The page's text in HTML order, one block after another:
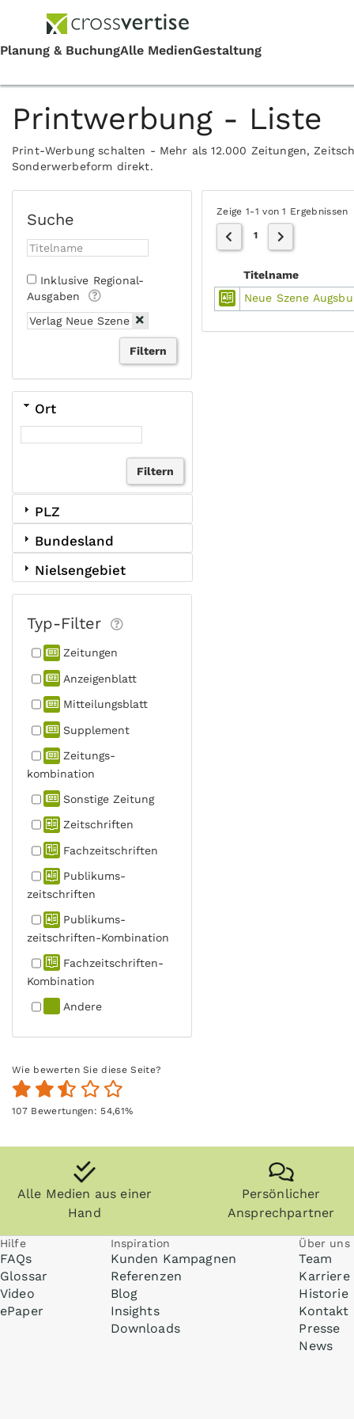
Printwerbung - Liste
Print-Werbung schalten - Mehr als 12.000 Zeitungen,
Sonderwerbeform direkt.
Suche
Inklusive Regional-
Ausgaben
Ort
PLZ
Bundesland
Nielsengebiet
Typ-Filter
Zeitungen
Anzeigen­blatt
Mitteilungs­blatt
Supplement
Zeitungs­
kombination
Sonstige Zeitung
Zeitschriften
Fachzeit­schriften
Publikums­
zeitschriften
Publikums­
zeitschriften-Kombination
Fachzeit­schriften-
Kombination
Andere
Zeige 1-1 von 1 Ergebnissen
1
Titelname
Neue Szene
Wie bewerten Sie diese Seite?
107Bewertungen: 54,61%
Alle Medien aus einer
Hand
Persönlicher
Ansprechpartner
Hilfe
FAQs
Glossar
Video
ePaper
Inspiration
Kunden Kampagnen
Referenzen
Blog
Insights
Downloads
Über uns
Team
Karriere
Historie
Kontakt
Presse
News